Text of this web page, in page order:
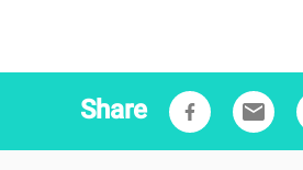
Share email